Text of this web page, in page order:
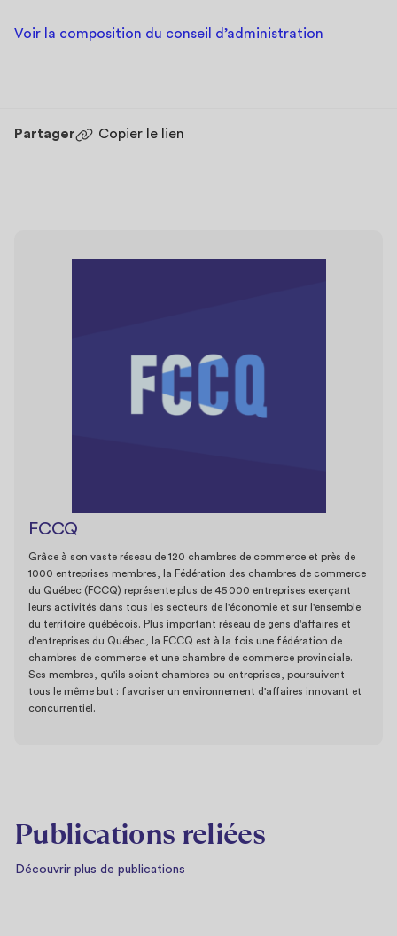
Voir la composition du conseil d’administration
Partager Copier le lien
FCCQ
Grâce à son vaste réseau de 120 chambres de commerce et près de
1000 entreprises membres, la Fédération des chambres de commerce
du Québec (FCCQ) représente plus de 45 000 entreprises exerçant
leurs activités dans tous les secteurs de l'économie et sur l'ensemble
du territoire québécois. Plus important réseau de gens d'affaires et
d'entreprises du Québec, la FCCQ est à la fois une fédération de
chambres de commerce et une chambre de commerce provinciale.
Ses membres, qu'ils soient chambres ou entreprises, poursuivent
tous le même but : favoriser un environnement d'affaires innovant et
concurrentiel.
Publications reliées
Découvrir plus de publications